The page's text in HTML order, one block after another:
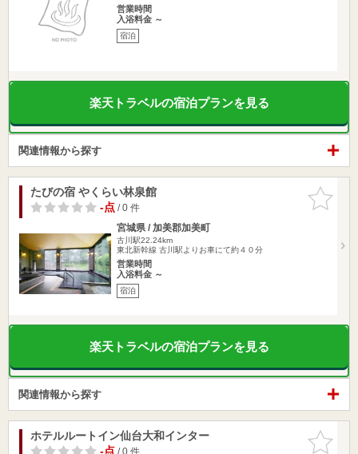
営業時間
入浴料金 ～
宿泊
楽天トラベルの宿泊プランを見る
関連情報から探す
お気に入
りに追加
たびの宿 やくらい林泉館
-点/ 0 件
宮城県 / 加美郡加美町
古川駅22.24km
東北新幹線 古川駅よりお車にて約４０分
営業時間
入浴料金 ～
宿泊
楽天トラベルの宿泊プランを見る
関連情報から探す
お気に入
りに追加
ホテルルートイン仙台大和インター
-点/ 0 件